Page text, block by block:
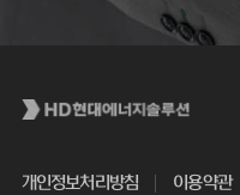
개인정보처리방침 이용약관